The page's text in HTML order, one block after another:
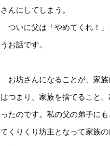
さんにしてしまう。
ついに父は「やめてくれ！
うお話です。
お坊さんになることが、家
はつまり、家族を捨てること
ったのです。私の父の弟子に
てくりくり坊主となって家族